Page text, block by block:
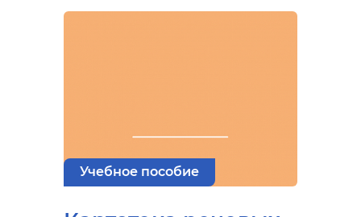
Учебное пособие